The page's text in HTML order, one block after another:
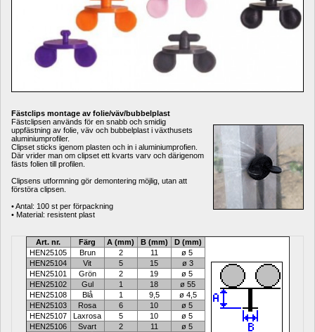
Fästclips montage av folie/väv/bubbelplast
Fästclipsen används för en snabb och smidig
uppfästning av folie, väv och bubbelplast i växthusets
aluminiumprofiler.
Clipset sticks igenom plasten och in i aluminiumprofien.
Där vrider man om clipset ett kvarts varv och därigenom
fästs folien till profilen.
Clipsens utformning gör demontering möjlig, utan att
förstöra clipsen.
• Antal: 100 st per förpackning
• Material: resistent plast
Art. nr. Färg A (mm) B (mm) D (mm)
HEN25105 Brun 2 11
ø 5
HEN25104
Vit 5 15
ø 3
HEN25101
Grön 2 19
ø 5
HEN25102
Gul 1 18
ø 55
HEN25108
Blå 1 9,5
ø 4,5
HEN25103
Rosa 6 10
ø 5
HEN25107
Laxrosa 5 10
ø 5
HEN25106
Svart 2 11
ø 5